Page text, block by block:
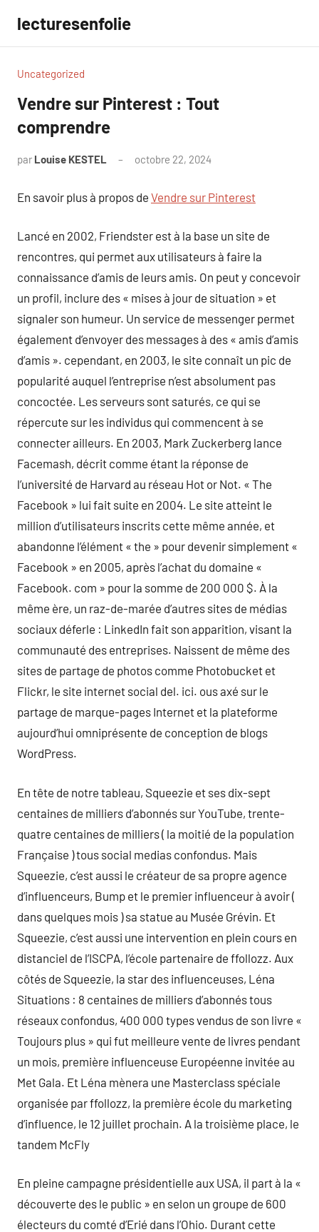
contenu
lecturesenfolie
Uncategorized
Vendre sur Pinterest : Tout
comprendre
par Louise KESTEL octobre 22, 2024
En savoir plus à propos de Vendre sur Pinterest
Lancé en 2002, Friendster est à la base un site de
rencontres, qui permet aux utilisateurs à faire la
connaissance d’amis de leurs amis. On peut y concevoir
un profil, inclure des « mises à jour de situation » et
signaler son humeur. Un service de messenger permet
également d’envoyer des messages à des « amis d’amis
d’amis ». cependant, en 2003, le site connaît un pic de
popularité auquel l’entreprise n’est absolument pas
concoctée. Les serveurs sont saturés, ce qui se
répercute sur les individus qui commencent à se
connecter ailleurs. En 2003, Mark Zuckerberg lance
Facemash, décrit comme étant la réponse de
l’université de Harvard au réseau Hot or Not. « The
Facebook » lui fait suite en 2004. Le site atteint le
million d’utilisateurs inscrits cette même année, et
abandonne l’élément « the » pour devenir simplement «
Facebook » en 2005, après l’achat du domaine «
Facebook. com » pour la somme de 200 000 $. À la
même ère, un raz-de-marée d’autres sites de médias
sociaux déferle : LinkedIn fait son apparition, visant la
communauté des entreprises. Naissent de même des
sites de partage de photos comme Photobucket et
Flickr, le site internet social del. ici. ous axé sur le
partage de marque-pages Internet et la plateforme
aujourd’hui omniprésente de conception de blogs
WordPress.
En tête de notre tableau, Squeezie et ses dix-sept
centaines de milliers d’abonnés sur YouTube, trente-
quatre centaines de milliers ( la moitié de la population
Française ) tous social medias confondus. Mais
Squeezie, c’est aussi le créateur de sa propre agence
d’influenceurs, Bump et le premier influenceur à avoir (
dans quelques mois ) sa statue au Musée Grévin. Et
Squeezie, c’est aussi une intervention en plein cours en
distanciel de l’ISCPA, l’école partenaire de ffollozz. Aux
côtés de Squeezie, la star des influenceuses, Léna
Situations : 8 centaines de milliers d’abonnés tous
réseaux confondus, 400 000 types vendus de son livre «
Toujours plus » qui fut meilleure vente de livres pendant
un mois, première influenceuse Européenne invitée au
Met Gala. Et Léna mènera une Masterclass spéciale
organisée par ffollozz, la première école du marketing
d’influence, le 12 juillet prochain. A la troisième place, le
tandem McFly
En pleine campagne présidentielle aux USA, il part à la «
découverte des le public » en selon un groupe de 600
électeurs du comté d’Erié dans l’Ohio. Durant cette